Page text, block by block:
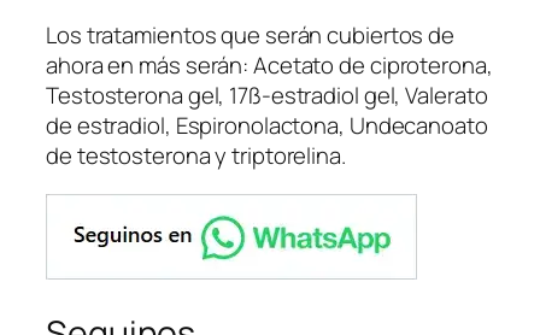
Los tratamientos que serán cubiertos de
ahora en más serán: Acetato de ciproterona,
Testosterona gel, 17ß-estradiol gel, Valerato
de estradiol, Espironolactona, Undecanoato
de testosterona y triptorelina.